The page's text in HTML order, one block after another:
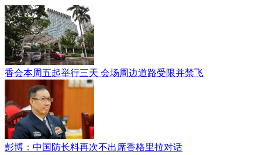
香会本周五起举行三天 会场周边道路受限并禁飞
彭博：中国防长料再次不出席香格里拉对话